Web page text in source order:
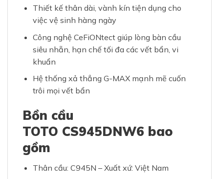
Thiết kế thân dài, vành kín tiện dụng cho
việc vệ sinh hàng ngày
Công nghệ CeFiONtect giúp lòng bàn cầu
siêu nhẵn, hạn chế tối đa các vết bẩn, vi
khuẩn
Hệ thống xả thẳng G-MAX mạnh mẽ cuốn
trôi mọi vết bẩn
Bồn cầu
TOTO CS945DNW6​ bao
gồm
Thân cầu: C945N – Xuất xứ: Việt Nam